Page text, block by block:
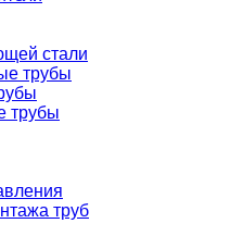
стали
трубы
трубы
труб